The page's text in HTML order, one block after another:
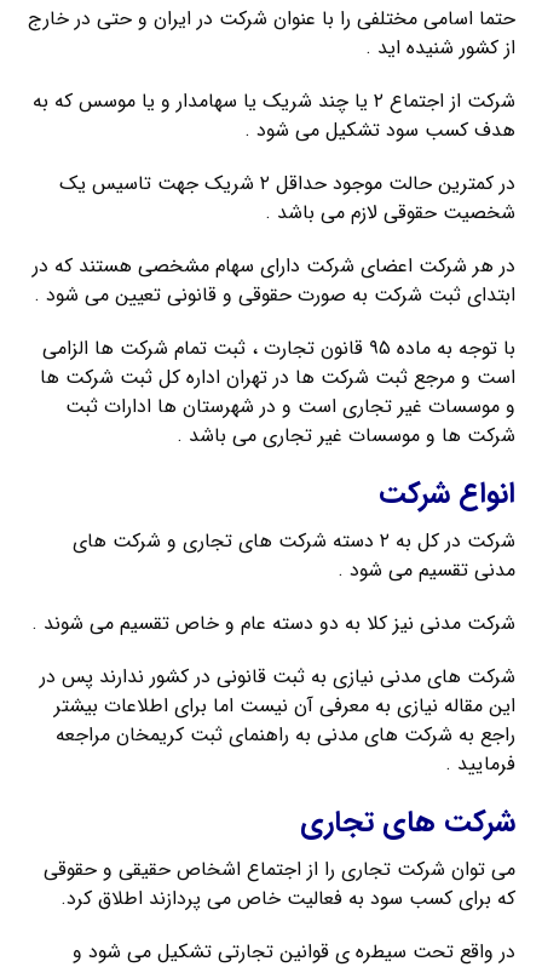
حتما اسامی مختلفی را با عنوان شرکت در ایران و حتی در خارج
از کشور شنیده اید .
شرکت از اجتماع ۲ یا چند شریک یا سهامدار و یا موسس که به
هدف کسب سود تشکیل می شود .
در کمترین حالت موجود حداقل ۲ شریک جهت تاسیس یک
شخصیت حقوقی لازم می باشد .
در هر شرکت اعضای شرکت دارای سهام مشخصی هستند که در
ابتدای ثبت شرکت به صورت حقوقی و قانونی تعیین می شود .
با توجه به ماده ۹۵ قانون تجارت ، ثبت تمام شرکت ها الزامی
است و مرجع ثبت شرکت ها در تهران اداره کل ثبت شرکت ها
و موسسات غیر تجاری است و در شهرستان ها ادارات ثبت
شرکت ها و موسسات غیر تجاری می باشد .
انواع شرکت
شرکت در کل به ۲ دسته شرکت های تجاری و شرکت های
مدنی تقسیم می شود .
شرکت مدنی نیز کلا به دو دسته عام و خاص تقسیم می شوند .
شرکت های مدنی نیازی به ثبت قانونی در کشور ندارند پس در
این مقاله نیازی به معرفی آن نیست اما برای اطلاعات بیشتر
راجع به شرکت های مدنی به راهنمای ثبت کریمخان مراجعه
فرمایید .
شرکت های تجاری
می توان شرکت تجاری را از اجتماع اشخاص حقیقی و حقوقی
که برای کسب سود به فعالیت خاص می پردازند اطلاق کرد.
در واقع تحت سیطره ی قوانین تجارتی تشکیل می شود و